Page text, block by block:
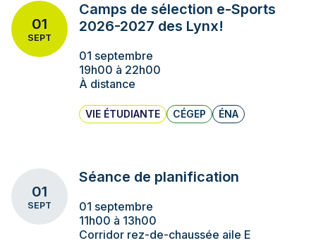
01
SEPT
Camps de sélection e-Sports
2026-2027 des Lynx!
01 septembre
19h00 à 22h00
À distance
VIE ÉTUDIANTE CÉGEP ÉNA
01
SEPT
Séance de planification
01 septembre
11h00 à 13h00
Corridor rez-de-chaussée aile E